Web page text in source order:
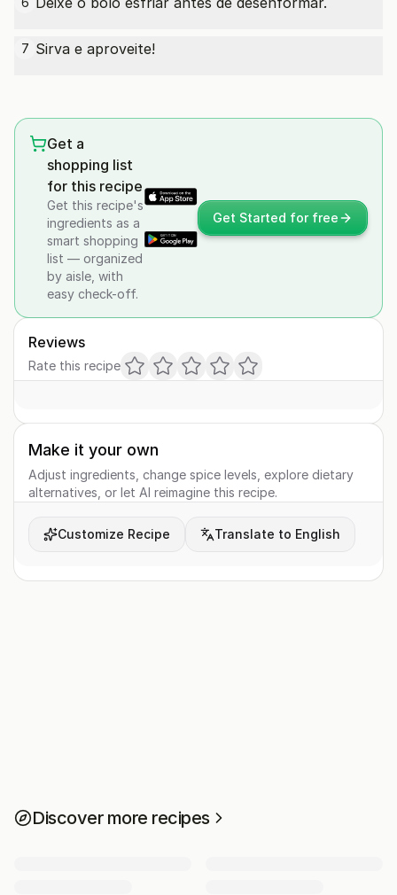
7 Sirva e aproveite!
Get a
shopping list
for this recipe
Get this recipe's
ingredients as a
smart shopping
list — organized
by aisle, with
easy check-off.
Get Started for free
Reviews
Rate this recipe
Make it your own
Adjust ingredients, change spice levels, explore dietary
alternatives, or let AI reimagine this recipe.
Customize Recipe Translate to English
Discover more recipes